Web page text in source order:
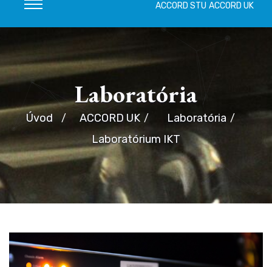
ACCORD STU ACCORD UK
Laboratória
Úvod ACCORD UK
Laboratória
Laboratórium IKT